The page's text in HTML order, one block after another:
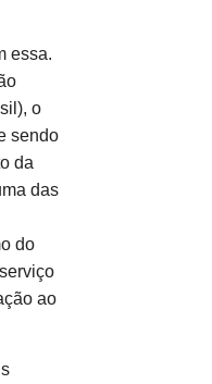
essa.
o
sendo
da
das
do
ao